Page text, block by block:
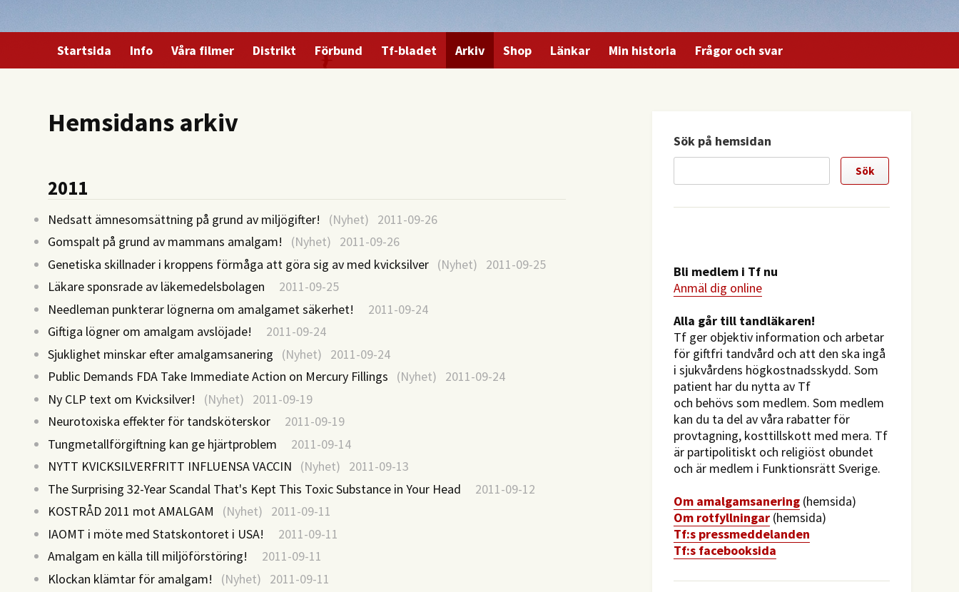
Startsida Info Våra filmer Distrikt Förbund Tf-bladet Arkiv Shop Länkar Min historia Frågor och svar
Hemsidans arkiv
2011
Nedsatt ämnesomsättning på grund av miljögifter! (Nyhet) 2011-09-26
Gomspalt på grund av mammans amalgam! (Nyhet) 2011-09-26
Genetiska skillnader i kroppens förmåga att göra sig av med kvicksilver (Nyhet) 2011-09-25
Läkare sponsrade av läkemedelsbolagen 2011-09-25
Needleman punkterar lögnerna om amalgamet säkerhet!
2011-09-24
Giftiga lögner om amalgam avslöjade!
2011-09-24
Sjuklighet minskar efter amalgamsanering (Nyhet) 2011-09-24
Public Demands FDA Take Immediate Action on Mercury Fillings (Nyhet) 2011-09-24
Ny CLP text om Kvicksilver! (Nyhet) 2011-09-19
Neurotoxiska effekter för tandsköterskor 2011-09-19
Tungmetallförgiftning kan ge hjärtproblem 2011-09-14
NYTT KVICKSILVERFRITT INFLUENSA VACCIN (Nyhet) 2011-09-13
The Surprising 32-Year Scandal That's Kept This Toxic Substance in Your Head 2011-09-12
KOSTRÅD 2011 mot AMALGAM (Nyhet) 2011-09-11
IAOMT i möte med Statskontoret i USA! 2011-09-11
Amalgam en källa till miljöförstöring! 2011-09-11
Klockan klämtar för amalgam! (Nyhet) 2011-09-11
Sök på hemsidan
Bli medlem i Tf nu
Anmäl dig online
​Alla går till tandläkaren!
Tf ger objektiv information och arbetar
för giftfri tandvård och att den ska ingå
i sjukvårdens högkostnadsskydd. Som
patient har du nytta av Tf
och behövs som medlem. Som medlem
kan du ta del av våra rabatter för
provtagning, kosttillskott med mera. Tf
är partipolitiskt och religiöst obundet
och är medlem i Funktionsrätt Sverige.
Om amalgamsanering (hemsida)
Om rotfyllningar (hemsida)
​Tf:s pressmeddelanden
Tf:s facebooksida